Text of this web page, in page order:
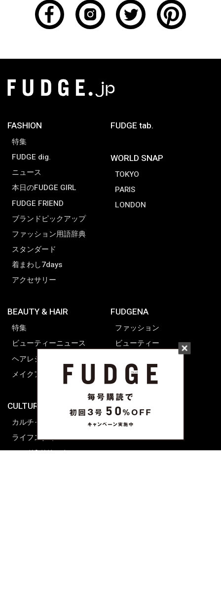
FASHION
特集
FUDGE dig.
ニュース
本日のFUDGE GIRL
FUDGE FRIEND
ブランドピックアップ
ファッション用語辞典
スタンダード
着まわし7days
アクセサリー
FUDGE tab.
WORLD SNAP
TOKYO
PARIS
LONDON
BEAUTY & HAIR
特集
ビューティーニュース
ヘアレシピ ストーリーズ
メイクアップティップス
CULTURE & LIFE
カルチャー
ライフスタイル
フード&ドリンク
FUDGENA
ファッション
ビューティー
ライフスタイル